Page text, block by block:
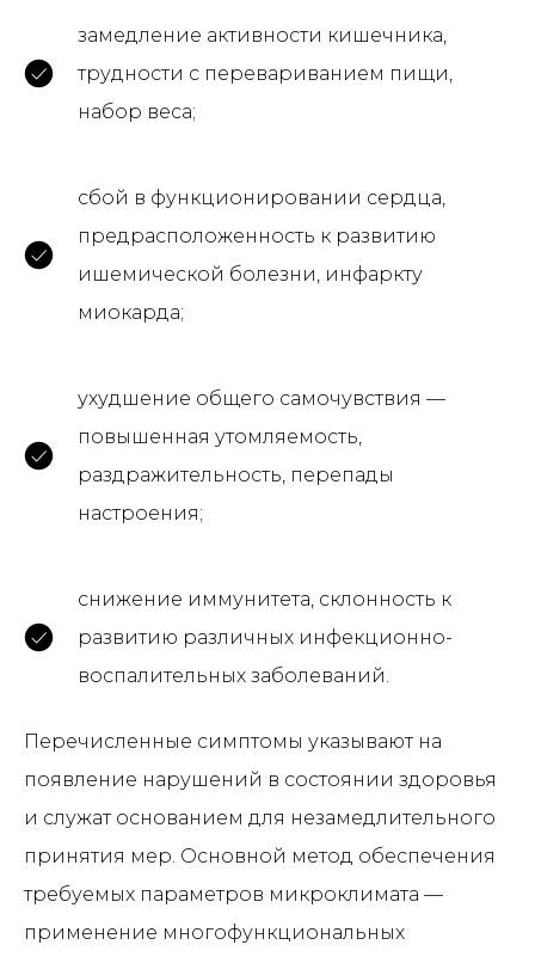
замедление активности кишечника,
трудности с перевариванием пищи,
набор веса;
сбой в функционировании сердца,
предрасположенность к развитию
ишемической болезни, инфаркту
миокарда;
ухудшение общего самочувствия —
повышенная утомляемость,
раздражительность, перепады
настроения;
снижение иммунитета, склонность к
развитию различных инфекционно-
воспалительных заболеваний.
Перечисленные симптомы указывают на
появление нарушений в состоянии здоровья
и служат основанием для незамедлительного
принятия мер. Основной метод обеспечения
требуемых параметров микроклимата —
применение многофункциональных